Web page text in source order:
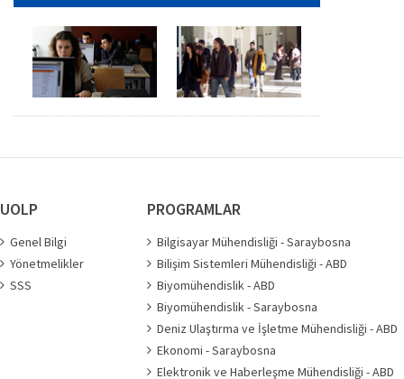
UOLP
Genel Bilgi
Yönetmelikler
SSS
PROGRAMLAR
Bilgisayar Mühendisliği - Saraybosna
Bilişim Sistemleri Mühendisliği - ABD
Biyomühendislik - ABD
Biyomühendislik - Saraybosna
Deniz Ulaştırma ve İşletme Mühendisliği - ABD
Ekonomi - Saraybosna
Elektronik ve Haberleşme Mühendisliği - ABD